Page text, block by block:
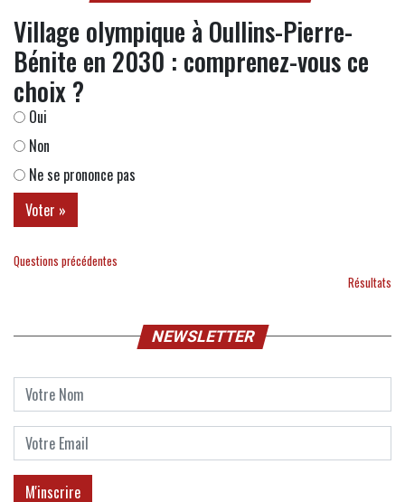
Village olympique à Oullins-Pierre-
Bénite en 2030 : comprenez-vous ce
choix ?
Oui
Non
Ne se prononce pas
Questions précédentes
Résultats
NEWSLETTER